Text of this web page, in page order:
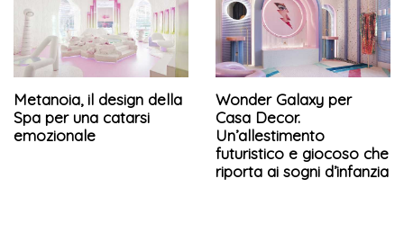
Metanoia, il design della
Spa per una catarsi
emozionale
Wonder Galaxy per
Casa Decor.
Un’allestimento
futuristico e giocoso che
riporta ai sogni d’infanzia